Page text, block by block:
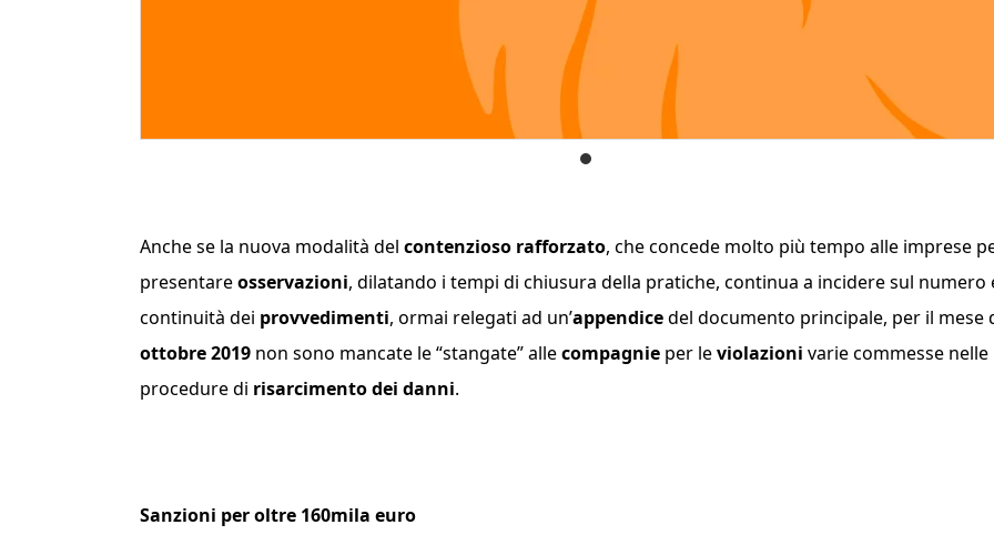
Anche se la nuova modalità del contenzioso rafforzato, che concede molto più tempo alle imprese
presentareosservazioni, dilatando i tempi di chiusura della pratiche, continua a incidere sul numero
continuità dei provvedimenti, ormai relegati ad un’appendicedel documento principale, per il mese
ottobre 2019 non sono mancate le “stangate” allecompagnie per leviolazioni varie commesse nelle
procedure di risarcimento dei danni.
Sanzioni per oltre 160mila euro